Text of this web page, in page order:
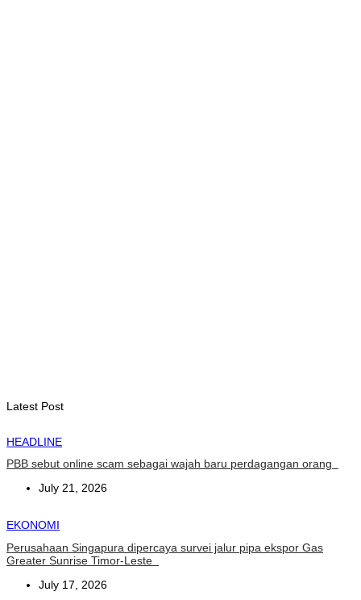
Latest Post
HEADLINE
PBB sebut online scam sebagai wajah baru perdagangan orang
July 21, 2026
EKONOMI
Perusahaan Singapura dipercaya survei jalur pipa ekspor Gas
Greater Sunrise Timor-Leste
July 17, 2026